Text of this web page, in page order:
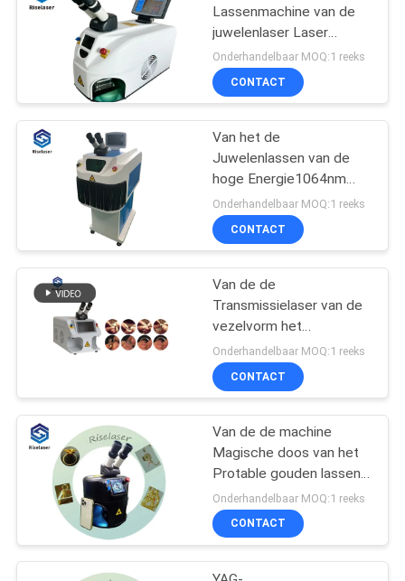
Lassenmachine van de
juwelenlaser Laser
Solderend Systeem
Onderhandelbaar MOQ:1 reeks
CONTACT
Van het de
Juwelenlassen van de
hoge Energie1064nm
Laser van het de
Machine de Regelbare
Soldeersel Gezamenlijke
Onderhandelbaar MOQ:1 reeks
CONTACT
Van de de
Transmissielaser van de
vezelvorm het
Lassenmachine
110V/220V voor
Juwelen het Herstellen
Onderhandelbaar MOQ:1 reeks
CONTACT
Van de de machine
Magische doos van het
Protable gouden lassen
van de de vleklaser het
lassenmachine
Onderhandelbaar MOQ:1 reeks
CONTACT